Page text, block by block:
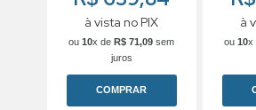
à vista no PIX
ou 10x de R$ 71,09 sem
juros
COMPRAR
à
ou 10x